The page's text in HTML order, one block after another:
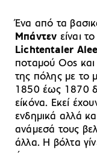
Ένα από τα
Μπάντεν είναι
Lichtentaler
ποταμού Oos
της πόλης με το
1850 έως 1870
είκόνα. Εκεί
ενδημικά αλλά
ανάμεσά τους
άλλα. Η βόλτα